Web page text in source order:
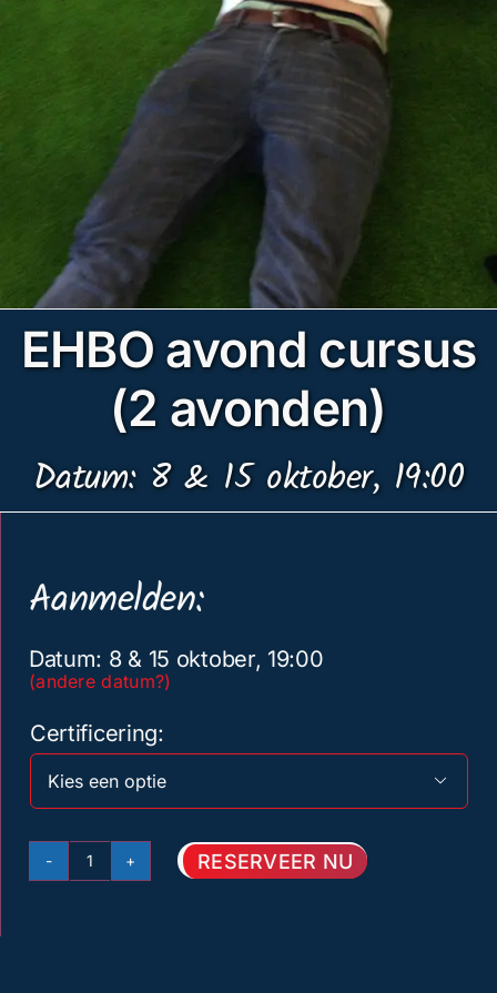
EHBO avond cursus
(2 avonden)
Datum: 8 & 15 oktober, 19:00
Aanmelden:
Datum: 8 & 15 oktober, 19:00
(andere datum?)
Certificering

EHBO
RESERVEER NU